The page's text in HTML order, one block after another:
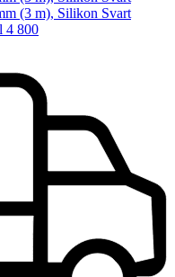
(3 m), Silikon Svart
4 800